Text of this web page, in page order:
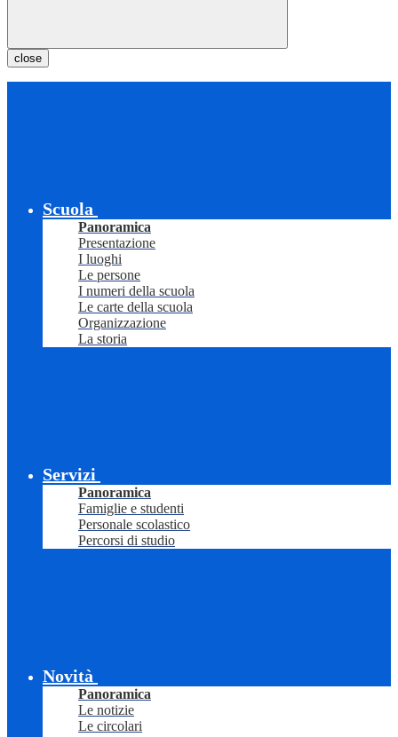
close
Scuola
Panoramica
Presentazione
I luoghi
Le persone
I numeri della scuola
Le carte della scuola
Organizzazione
La storia
Servizi
Panoramica
Famiglie e studenti
Personale scolastico
Percorsi di studio
Novità
Panoramica
Le notizie
Le circolari